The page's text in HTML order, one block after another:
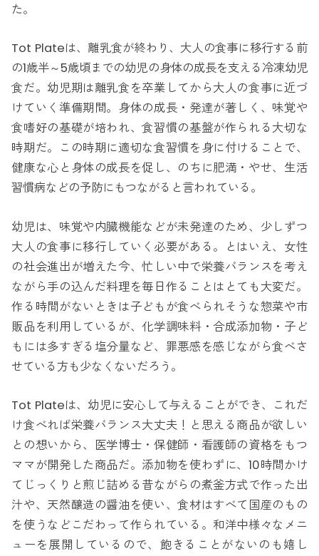
た。
Tot Plateは、離乳食が終わり、大人の食事に移行する前
の1歳半～5歳頃までの幼児の身体の成長を支える冷凍幼児
食だ。幼児期は離乳食を卒業してから大人の食事に近づ
けていく準備期間。身体の成長・発達が著しく、味覚や
食嗜好の基礎が培われ、食習慣の基盤が作られる大切な
時期だ。この時期に適切な食習慣を身に付けることで、
健康な心と身体の成長を促し、のちに肥満・やせ、生活
習慣病などの予防にもつながると言われている。
幼児は、味覚や内臓機能などが未発達のため、少しずつ
大人の食事に移行していく必要がある。とはいえ、女性
の社会進出が増えた今、忙しい中で栄養バランスを考え
ながら手の込んだ料理を毎日作ることはとても大変だ。
作る時間がないときは子どもが食べられそうな惣菜や市
販品を利用しているが、化学調味料・合成添加物・子ど
もには多すぎる塩分量など、罪悪感を感じながら食べさ
せている方も少なくないだろう。
Tot Plateは、幼児に安心して与えることができ、これだ
け食べれば栄養バランス大丈夫！と思える商品が欲しい
との想いから、医学博士・保健師・看護師の資格をもつ
ママが開発した商品だ。添加物を使わずに、10時間かけ
てじっくりと煎じ詰める昔ながらの煮釜方式で作った出
汁や、天然醸造の醤油を使い、食材はすべて国産のもの
を使うなどこだわって作られている。和洋中様々なメニ
ューを展開しているので、飽きることがないのも嬉し